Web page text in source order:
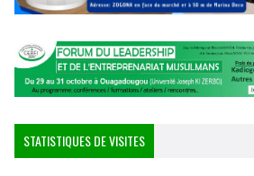
STATISTIQUES DE VISITES